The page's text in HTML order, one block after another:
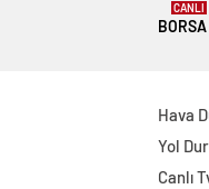
BORSA
CANLI
Hava
Yol
Canlı